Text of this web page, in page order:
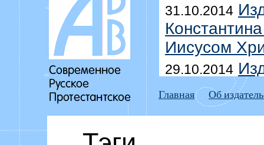
31.10.2014
Иисусом
29.10.2014
Уоммака
побеждать
Главная Об